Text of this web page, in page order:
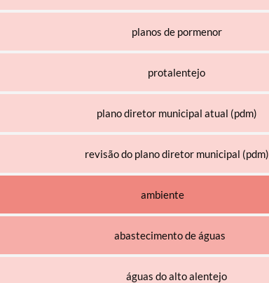
planos de pormenor
protalentejo
plano diretor municipal atual (pdm)
revisão do plano diretor municipal (pdm)
ambiente
abastecimento de águas
águas do alto alentejo